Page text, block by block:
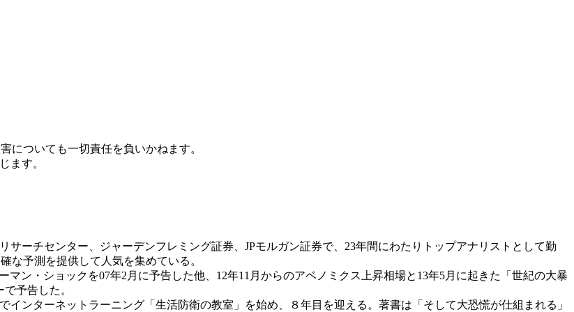
についても一切責任を負いかねます。
ます。
ーチセンター、ジャーデンフレミング証券、JPモルガン証券で、23年間にわたりトップアナリストとして勤
な予測を提供して人気を集めている。
ン・ショックを07年2月に予告した他、12年11月からのアベノミクス上昇相場と13年5月に起きた「世紀の大暴
予告した。
ンターネットラーニング「生活防衛の教室」を始め、８年目を迎える。著書は「そして大恐慌が仕組まれる」